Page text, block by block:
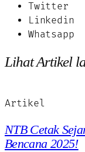
Twitter
Linkedin
Whatsapp
Lihat Artikel
Artikel
NTB Cetak
Bencana 2025!